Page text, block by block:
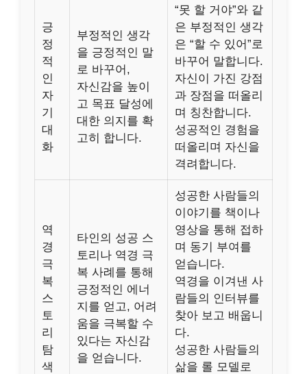
긍
정
적
인
자
기
대
화
부정적인 생각
을 긍정적인 말
로 바꾸어,
자신감을 높이
고 목표 달성에
대한 의지를 확
고히 합니다.
“못 할 거야”와 같
은 부정적인 생각
은 “할 수 있어”로
바꾸어 말합니다.
자신이 가진 강점
과 장점을 떠올리
며 칭찬합니다.
성공적인 경험을
떠올리며 자신을
격려합니다.
역
경
극
복
스
토
리
탐
색
타인의 성공 스
토리나 역경 극
복 사례를 통해
긍정적인 에너
지를 얻고, 어려
움을 극복할 수
있다는 자신감
을 얻습니다.
성공한 사람들의
이야기를 책이나
영상을 통해 접하
며 동기 부여를
얻습니다.
역경을 이겨낸 사
람들의 인터뷰를
찾아 보고 배웁니
다.
성공한 사람들의
삶을 롤 모델로